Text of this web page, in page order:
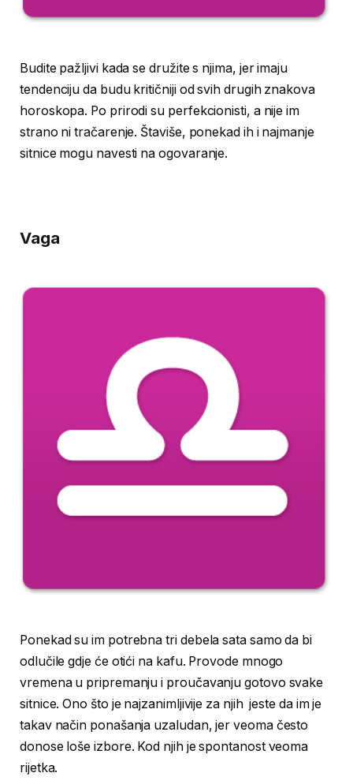
Budite pažljivi kada se družite s njima, jer imaju
tendenciju da budu kritičniji od svih drugih znakova
horoskopa. Po prirodi su perfekcionisti, a nije im
strano ni tračarenje. Štaviše, ponekad ih i najmanje
sitnice mogu navesti na ogovaranje.
Vaga
Ponekad su im potrebna tri debela sata samo da bi
odlučile gdje će otići na kafu. Provode mnogo
vremena u pripremanju i proučavanju gotovo svake
sitnice. Ono što je najzanimljivije za njih jeste da im je
takav način ponašanja uzaludan, jer veoma često
donose loše izbore. Kod njih je spontanost veoma
rijetka.